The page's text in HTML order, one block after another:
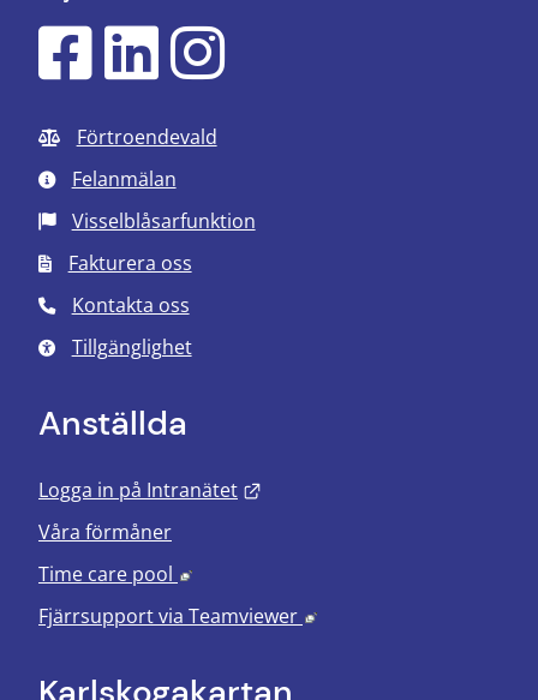
Förtroendevald
Felanmälan
Visselblåsarfunktion
Fakturera oss
Kontakta oss
Tillgänglighet
Anställda
Logga in på Intranätet
Våra förmåner
Time care pool
Länk till annan webbplats, öppnas i
Fjärrsupport via Teamviewer Länk till annan